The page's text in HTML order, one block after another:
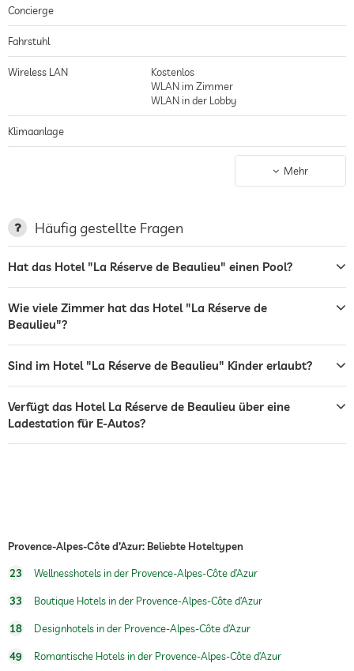
Concierge
Fahrstuhl
Wireless LAN
Kostenlos
WLAN im Zimmer
WLAN in der Lobby
Klimaanlage
Ladestation für Elektroautos
Terrasse
Garten/Außenbereich
Sonnenliegen
Restaurant
Hunde erlaubt
Whirlpool
Fitnessraum
Kinderbetreuung
Mehr
Häufig gestellte Fragen
Hat das Hotel "La Réserve de Beaulieu" einen Pool?
Wie viele Zimmer hat das Hotel "La Réserve de
Beaulieu"?
Sind im Hotel "La Réserve de Beaulieu" Kinder erlaubt?
Verfügt das Hotel La Réserve de Beaulieu über eine
Ladestation für E-Autos?
Provence-Alpes-Côte d’Azur: Beliebte Hoteltypen
23 Wellnesshotels in der Provence-Alpes-Côte d’Azur
33 Boutique Hotels in der Provence-Alpes-Côte d’Azur
18 Designhotels in der Provence-Alpes-Côte d’Azur
49 Romantische Hotels in der Provence-Alpes-Côte d’Azur